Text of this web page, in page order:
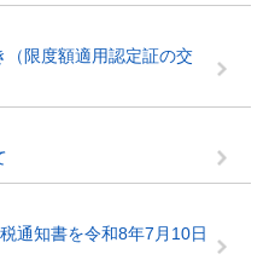
（限度額適用認定証の交
通知書を令和8年7月10日